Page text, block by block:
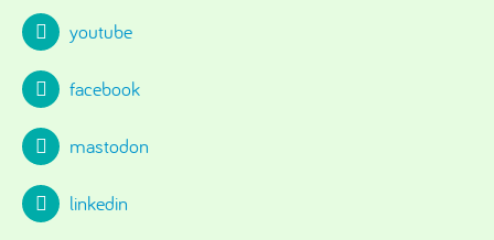
youtube
facebook
mastodon
linkedin